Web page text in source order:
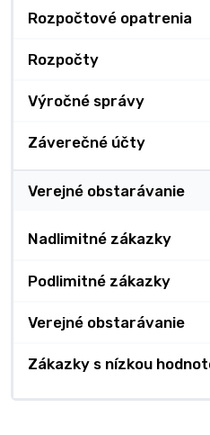
Rozpočtové opatrenia
Rozpočty
Výročné správy
Záverečné účty
Verejné obstarávanie
Nadlimitné zákazky
Podlimitné zákazky
Verejné obstarávanie
Zákazky s nízkou